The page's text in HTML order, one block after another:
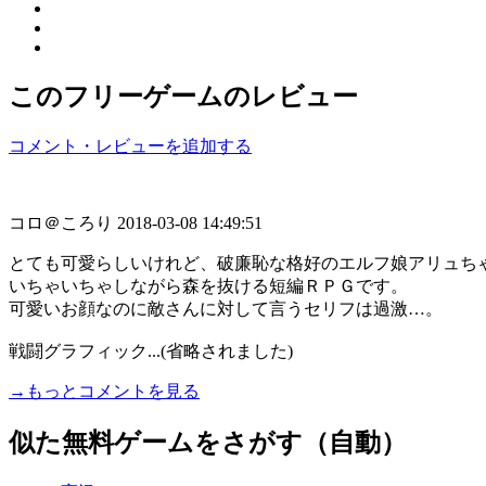
このフリーゲームのレビュー
コメント・レビューを追加する
コロ＠ころり 2018-03-08 14:49:51
とても可愛らしいけれど、破廉恥な格好のエルフ娘アリュち
いちゃいちゃしながら森を抜ける短編ＲＰＧです。
可愛いお顔なのに敵さんに対して言うセリフは過激…。
戦闘グラフィック...(省略されました)
→もっとコメントを見る
似た無料ゲームをさがす（自動）